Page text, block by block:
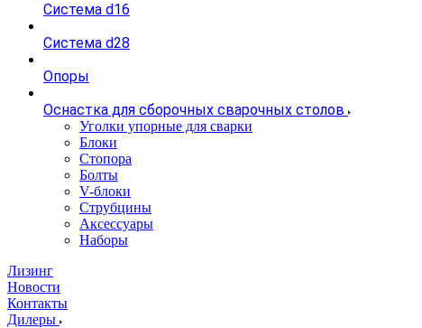
Система d16
Система d28
Опоры
Оснастка для сборочных сварочных столов
Уголки упорные для сварки
Блоки
Стопора
Болты
V-блоки
Струбцины
Аксессуары
Наборы
Лизинг
Новости
Контакты
Дилеры